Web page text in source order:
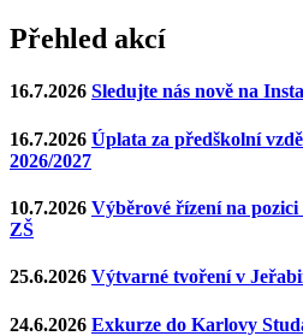
Přehled akcí
16.7.2026 Sledujte nás nově na
16.7.2026 Úplata za předškolní
2026/2027
10.7.2026 Výběrové řízení na pozici
ZŠ
25.6.2026 Výtvarné tvoření v
24.6.2026 Exkurze do Karlovy